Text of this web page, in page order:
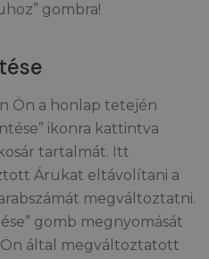
gombra!
Ön a honlap tetején
ikonra kattintva
tartalmát. Itt
Árukat eltávolítani a
megváltoztatni.
gomb megnyomását
által megváltoztatott